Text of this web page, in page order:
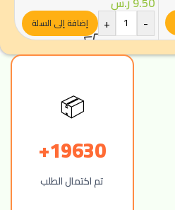
-
+ إضافة إلى السلة
📦
19630+
تم اكتمال الطلب